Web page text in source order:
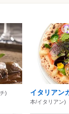
) イタリアン
本/イタリアン)